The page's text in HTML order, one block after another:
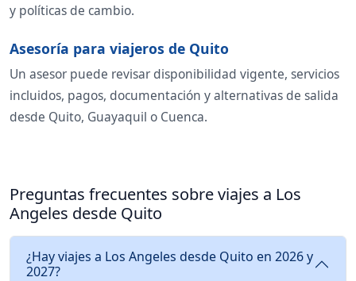
y políticas de cambio.
Asesoría para viajeros de Quito
Un asesor puede revisar disponibilidad vigente, servicios
incluidos, pagos, documentación y alternativas de salida
desde Quito, Guayaquil o Cuenca.
Preguntas frecuentes sobre viajes a Los
Angeles desde Quito
¿Hay viajes a Los Angeles desde Quito en 2026 y
2027?